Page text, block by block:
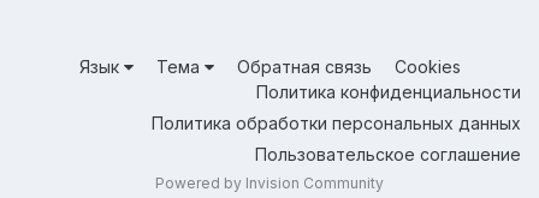
Язык Тема Обратная связь
Cookies
Политика конфиденциальности
Политика обработки персональных данных
Пользовательское соглашение
Powered by Invision Community